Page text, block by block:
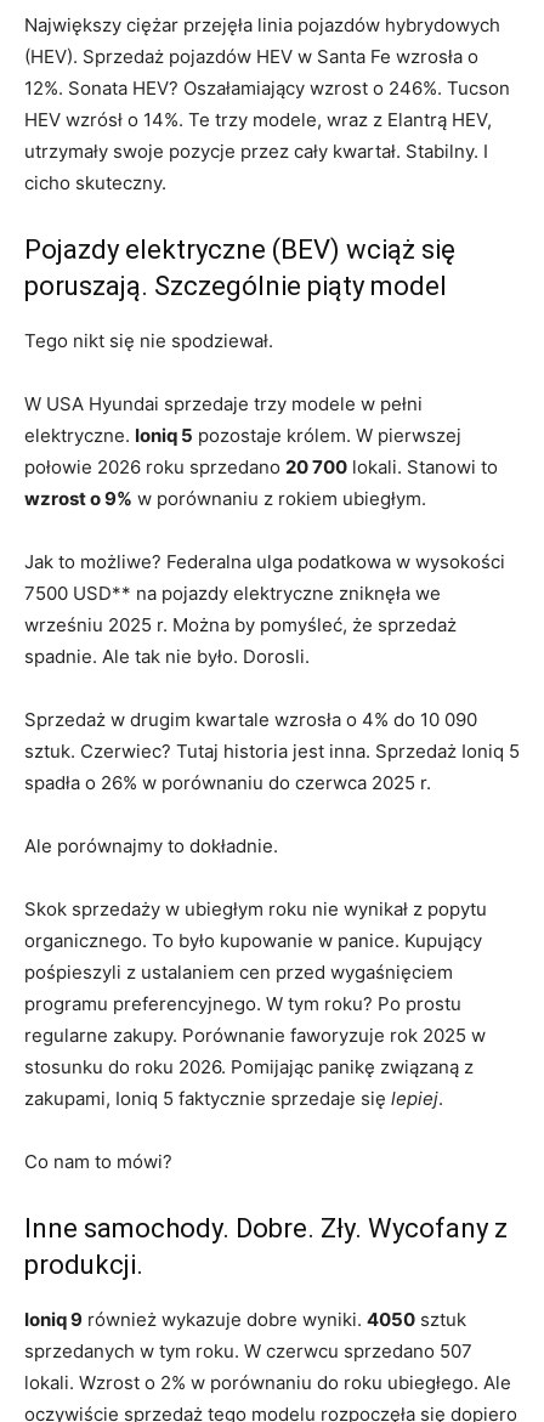
Największy ciężar przejęła linia pojazdów hybrydowych
(HEV). Sprzedaż pojazdów HEV w Santa Fe wzrosła o
12%. Sonata HEV? Oszałamiający wzrost o 246%. Tucson
HEV wzrósł o 14%. Te trzy modele, wraz z Elantrą HEV,
utrzymały swoje pozycje przez cały kwartał. Stabilny. I
cicho skuteczny.
Pojazdy elektryczne (BEV) wciąż się
poruszają. Szczególnie piąty model
Tego nikt się nie spodziewał.
W USA Hyundai sprzedaje trzy modele w pełni
elektryczne. Ioniq 5 pozostaje królem. W pierwszej
połowie 2026 roku sprzedano 20 700 lokali. Stanowi to
wzrost o 9% w porównaniu z rokiem ubiegłym.
Jak to możliwe? Federalna ulga podatkowa w wysokości
7500 USD** na pojazdy elektryczne zniknęła we
wrześniu 2025 r. Można by pomyśleć, że sprzedaż
spadnie. Ale tak nie było. Dorosli.
Sprzedaż w drugim kwartale wzrosła o 4% do 10 090
sztuk. Czerwiec? Tutaj historia jest inna. Sprzedaż Ioniq 5
spadła o 26% w porównaniu do czerwca 2025 r.
Ale porównajmy to dokładnie.
Skok sprzedaży w ubiegłym roku nie wynikał z popytu
organicznego. To było kupowanie w panice. Kupujący
pośpieszyli z ustalaniem cen przed wygaśnięciem
programu preferencyjnego. W tym roku? Po prostu
regularne zakupy. Porównanie faworyzuje rok 2025 w
stosunku do roku 2026. Pomijając panikę związaną z
zakupami, Ioniq 5 faktycznie sprzedaje się lepiej.
Co nam to mówi?
Inne samochody. Dobre. Zły. Wycofany z
produkcji.
Ioniq 9 również wykazuje dobre wyniki. 4050 sztuk
sprzedanych w tym roku. W czerwcu sprzedano 507
lokali. Wzrost o 2% w porównaniu do roku ubiegłego. Ale
oczywiście sprzedaż tego modelu rozpoczęła się dopiero